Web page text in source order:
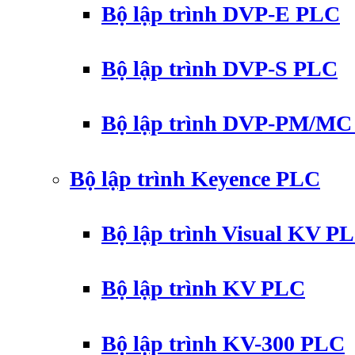
Bộ lập trình DVP-E PLC
Bộ lập trình DVP-S PLC
Bộ lập trình DVP-PM/
Bộ lập trình Keyence PLC
Bộ lập trình Visual KV
Bộ lập trình KV PLC
Bộ lập trình KV-300 PLC